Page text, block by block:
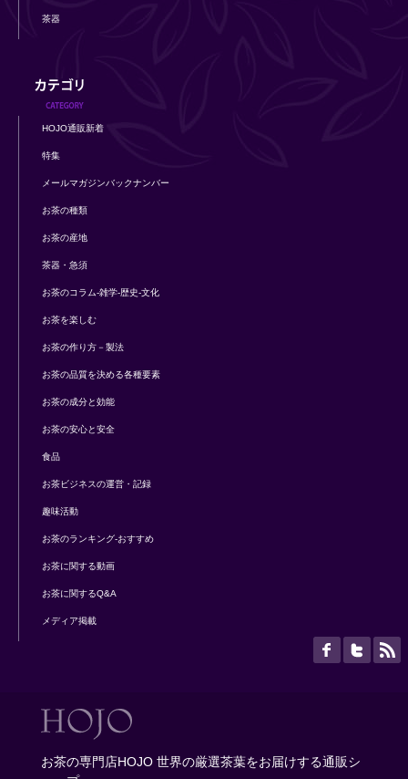
茶器
HOJO通販新着
特集
メールマガジンバックナンバー
お茶の種類
お茶の産地
茶器・急須
お茶のコラム-雑学-歴史-文化
お茶を楽しむ
お茶の作り方－製法
お茶の品質を決める各種要素
お茶の成分と効能
お茶の安心と安全
食品
お茶ビジネスの運営・記録
趣味活動
お茶のランキング-おすすめ
お茶に関する動画
お茶に関するQ&A
メディア掲載
お茶の専門店HOJO 世界の厳選茶葉をお届けする通販シ